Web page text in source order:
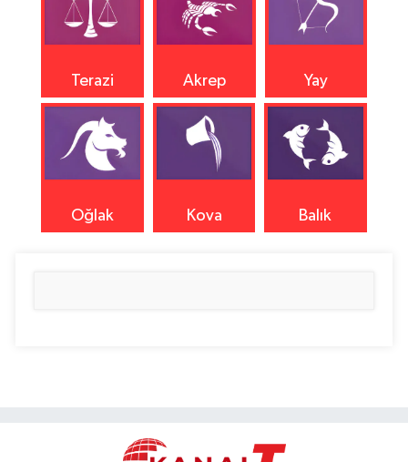
Terazi Akrep Yay
Oğlak Kova Balık